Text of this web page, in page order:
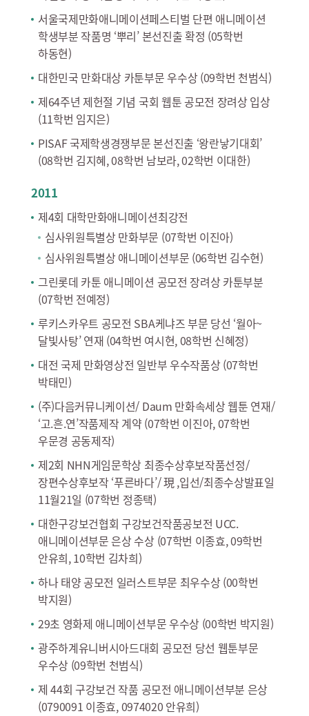
서울국제만화애니메이션페스티벌 단편 애니메이션
학생부분 작품명 ‘뿌리’ 본선진출 확정 (05학번
하동현)
대한민국 만화대상 카툰부문 우수상 (09학번 천범식)
제64주년 제헌절 기념 국회 웹툰 공모전 장려상 입상
(11학번 임지은)
PISAF 국제학생경쟁부문 본선진출 ‘왕란낳기대회’
(08학번 김지혜, 08학번 남보라, 02학번 이대한)
2011
제4회 대학만화애니메이션최강전
심사위원특별상 만화부문 (07학번 이진아)
심사위원특별상 애니메이션부문 (06학번 김수현)
그린롯데 카툰 애니메이션 공모전 장려상 카툰부분
(07학번 전예정)
루키스카우트 공모전 SBA케냐즈 부문 당선 ‘월아~
달빛사탕’ 연재 (04학번 여시현, 08학번 신혜정)
대전 국제 만화영상전 일반부 우수작품상 (07학번
박태민)
(주)다음커뮤니케이션/ Daum 만화속세상 웹툰 연재/
‘고.흔.연’작품제작 계약 (07학번 이진아, 07학번
우문경 공동제작)
제2회 NHN게임문학상 최종수상후보작품선정/
장편수상후보작 ‘푸른바다’/ 現 ,입선/최종수상발표일
11월21일 (07학번 정종택)
대한구강보건협회 구강보건작품공보전 UCC.
애니메이션부문 은상 수상 (07학번 이종효, 09학번
안유희, 10학번 김차희)
하나 태양 공모전 일러스트부문 최우수상 (00학번
박지원)
29초 영화제 애니메이션부문 우수상 (00학번 박지원)
광주하계유니버시아드대회 공모전 당선 웹툰부문
우수상 (09학번 천범식)
제 44회 구강보건 작품 공모전 애니메이션부분 은상
(0790091 이종효, 0974020 안유희)